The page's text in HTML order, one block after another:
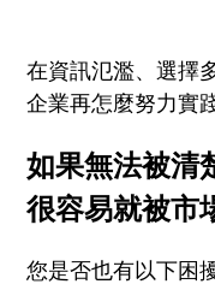
在資訊氾濫、選擇
企業再怎麼努力實
如果無法被清
很容易就被市
您是否也有以下困